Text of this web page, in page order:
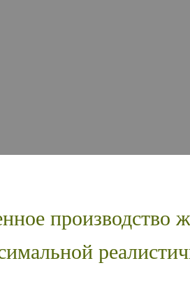
производство